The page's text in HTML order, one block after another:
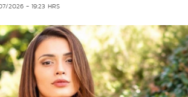
2026 - 19:23 HRS